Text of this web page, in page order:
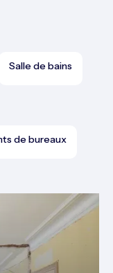
Salle de bains
de bureaux